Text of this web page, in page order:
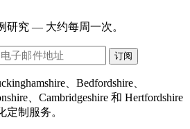
研究 — 大约每周一次。
订阅
、Bedfordshire、
、Cambridgeshire 和 Hertfordshire
定制服务。